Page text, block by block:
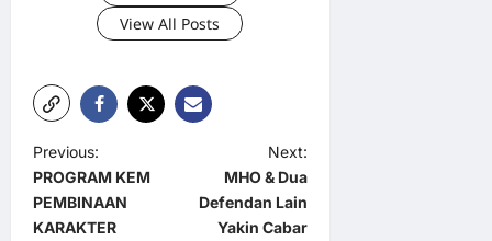
View All Posts
P
o
s
Previous:
PROGRAM KEM
PEMBINAAN
KARAKTER
Next:
MHO & Dua
Defendan Lain
Yakin Cabar